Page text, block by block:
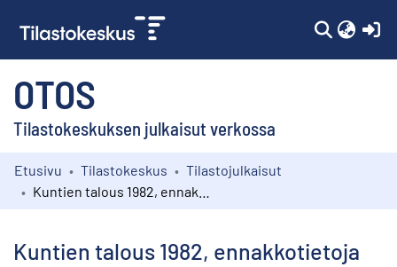
OTOS
Tilastokeskuksen julkaisut verkossa
Kokoelmat
Etusivu Tilastokeskus
Tilastojulkaisut
Kuntien talous 1982, ennakkotietoja